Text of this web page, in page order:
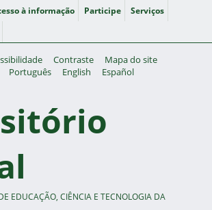
à informação Participe
Serviços
Contraste
Mapa do site
Português
English Español
EDUCAÇÃO, CIÊNCIA E TECNOLOGIA DA